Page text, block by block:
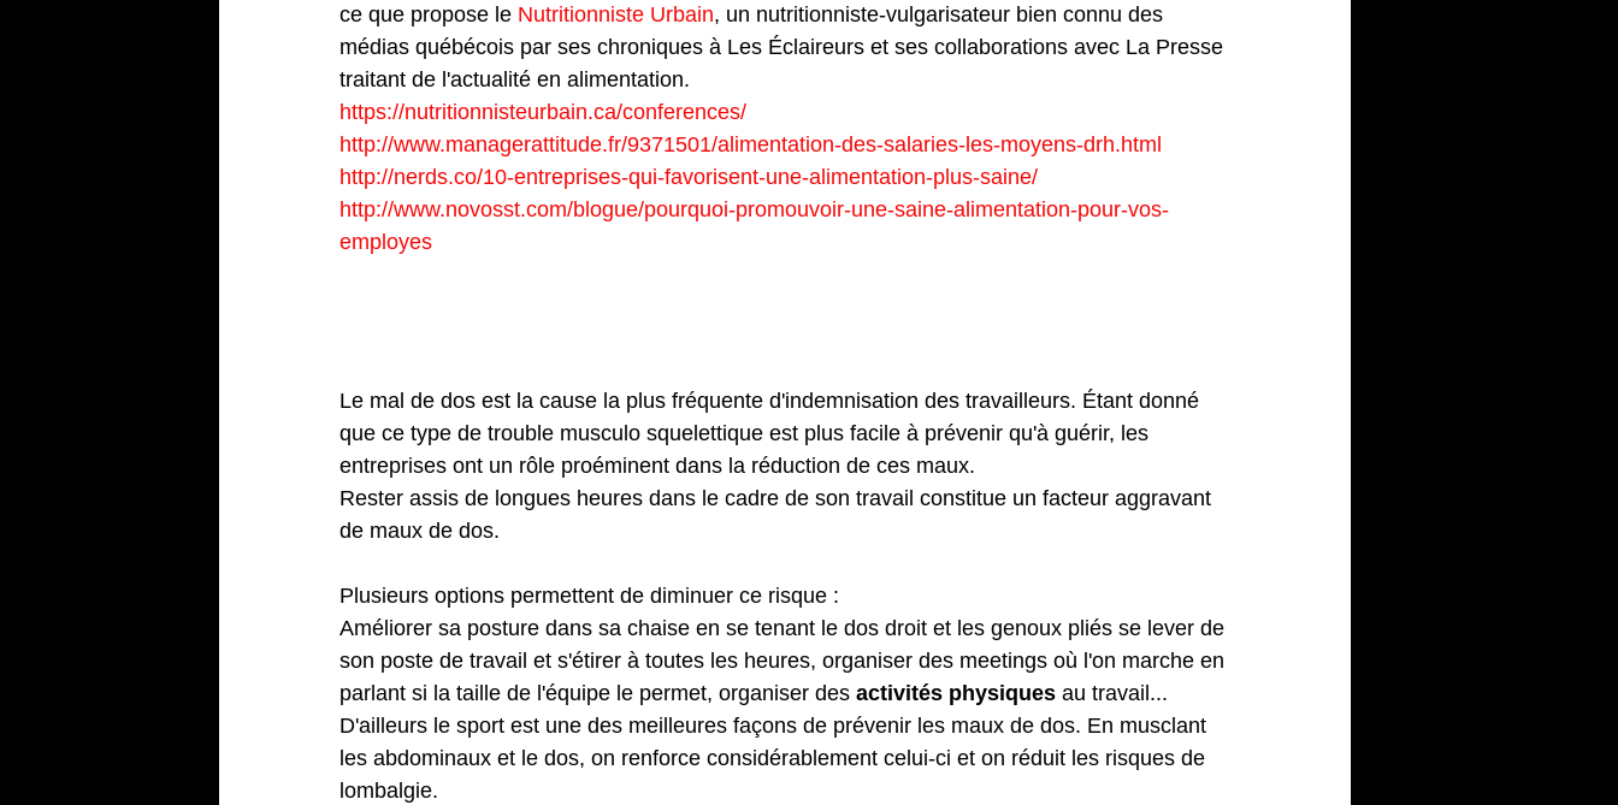
ce que propose le Nutritionniste Urbain, un nutritionniste-vulgarisateur bien connu des
médias québécois par ses chroniques à Les Éclaireurs et ses collaborations avec La Presse
traitant de l'actualité en alimentation.
https://nutritionnisteurbain.ca/conferences/
http://www.managerattitude.fr/9371501/alimentation-des-salaries-les-moyens-drh.html
http://nerds.co/10-entreprises-qui-favorisent-une-alimentation-plus-saine/
http://www.novosst.com/blogue/pourquoi-promouvoir-une-saine-alimentation-pour-vos-
employes
Le mal de dos est la cause la plus fréquente d'indemnisation des travailleurs. Étant donné
que ce type de trouble musculo squelettique est plus facile à prévenir qu'à guérir, les
entreprises ont un rôle proéminent dans la réduction de ces maux.
Rester assis de longues heures dans le cadre de son travail constitue un facteur aggravant
de maux de dos.
Plusieurs options permettent de diminuer ce risque :
Améliorer sa posture dans sa chaise en se tenant le dos droit et les genoux pliés se lever de
son poste de travail et s'étirer à toutes les heures, organiser des meetings où l'on marche en
parlant si la taille de l'équipe le permet, organiser des activités physiques au travail...
D'ailleurs le sport est une des meilleures façons de prévenir les maux de dos. En musclant
les abdominaux et le dos, on renforce considérablement celui-ci et on réduit les risques de
lombalgie.